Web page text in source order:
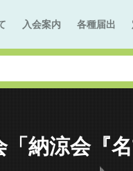
入会案内 各種届出
「納涼会『